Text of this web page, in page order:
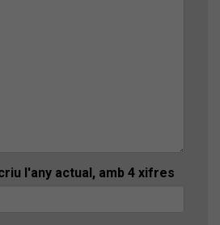
l'any actual, amb 4 xifres